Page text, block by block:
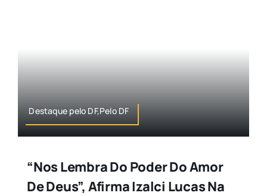
Destaque pelo DF,Pelo DF
“Nos Lembra Do Poder Do Amor
De Deus”, Afirma Izalci Lucas Na